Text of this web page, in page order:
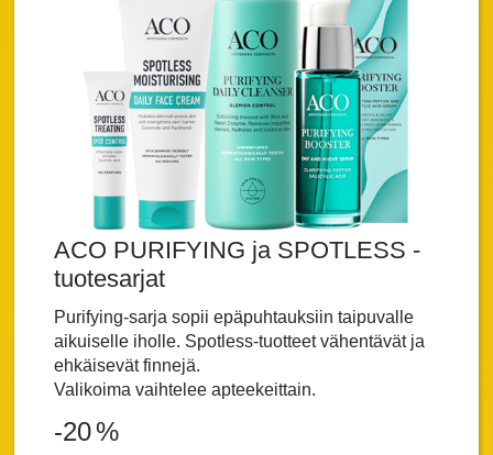
ACO PURIFYING ja SPOTLESS -
tuotesarjat
Purifying-sarja sopii epäpuhtauksiin taipuvalle
aikuiselle iholle. Spotless-tuotteet vähentävät ja
ehkäisevät finnejä.
Valikoima vaihtelee apteekeittain.
-20%